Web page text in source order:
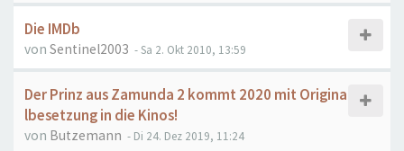
Die IMDb
von Sentinel2003 - Sa 2. Okt 2010, 13:59
Der Prinz aus Zamunda 2 kommt 2020 mit Origina
lbesetzung in die Kinos!
von Butzemann - Di 24. Dez 2019, 11:24